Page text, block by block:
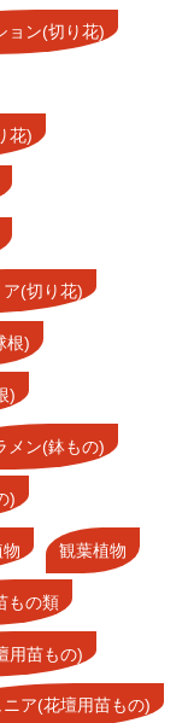
ョン(切り花)
花)
(切り花)
根)
)
メン(鉢もの)
)
観葉植物
もの類
用苗もの)
ア(花壇用苗もの)